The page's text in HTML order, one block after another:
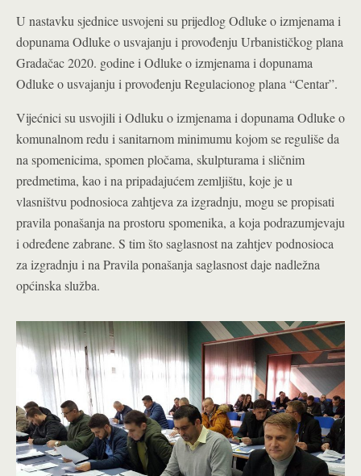
U nastavku sjednice usvojeni su prijedlog Odluke o izmjenama i
dopunama Odluke o usvajanju i provođenju Urbanističkog plana
Gradačac 2020. godine i Odluke o izmjenama i dopunama
Odluke o usvajanju i provođenju Regulacionog plana “Centar”.
Vijećnici su usvojili i Odluku o izmjenama i dopunama Odluke o
komunalnom redu i sanitarnom minimumu kojom se reguliše da
na spomenicima, spomen pločama, skulpturama i sličnim
predmetima, kao i na pripadajućem zemljištu, koje je u
vlasništvu podnosioca zahtjeva za izgradnju, mogu se propisati
pravila ponašanja na prostoru spomenika, a koja podrazumjevaju
i određene zabrane. S tim što saglasnost na zahtjev podnosioca
za izgradnju i na Pravila ponašanja saglasnost daje nadležna
općinska služba.